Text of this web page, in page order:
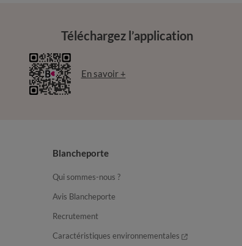
Téléchargez l’application
En savoir +
Blancheporte
Qui sommes-nous ?
Avis Blancheporte
Recrutement
Caractéristiques environnementales